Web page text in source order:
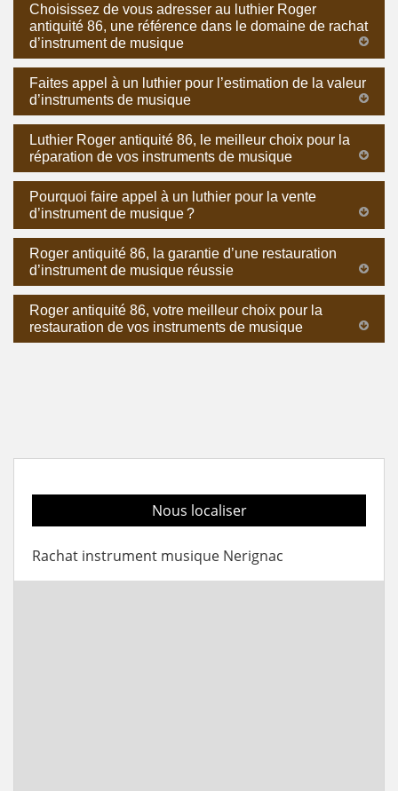
Choisissez de vous adresser au luthier Roger
antiquité 86, une référence dans le domaine de rachat
d’instrument de musique
Faites appel à un luthier pour l’estimation de la valeur
d’instruments de musique
Luthier Roger antiquité 86, le meilleur choix pour la
réparation de vos instruments de musique
Pourquoi faire appel à un luthier pour la vente
d’instrument de musique ?
Roger antiquité 86, la garantie d’une restauration
d’instrument de musique réussie
Roger antiquité 86, votre meilleur choix pour la
restauration de vos instruments de musique
Nous localiser
Rachat instrument musique Nerignac